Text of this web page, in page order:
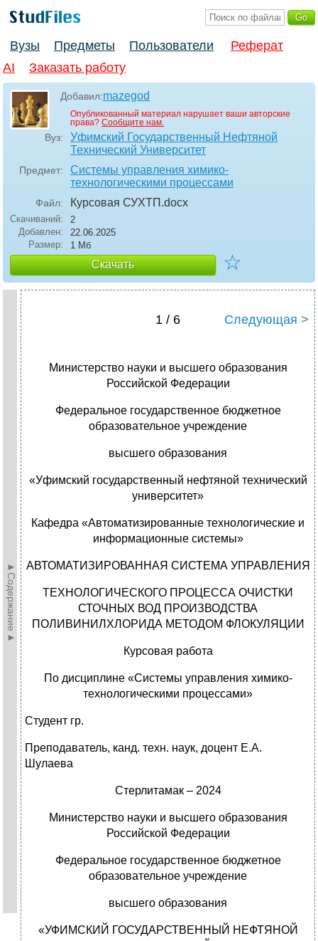
Вузы Предметы Пользователи
Реферат
AI
Заказать работу
Добавил:mazegod
Опубликованный материал нарушает ваши авторские
права? Сообщите нам.
Вуз:
Уфимский Государственный Нефтяной
Технический Университет
Предмет:
Системы управления химико-
технологическими процессами
Файл: Курсовая СУХТП .docx
Скачиваний:
2
Добавлен:
22.06.2025
Размер:
1 Мб
Скачать ☆
►Содержание►
1 / 6 Следующая >
Министерство науки и высшего образования
Российской Федерации
Федеральное государственное бюджетное
образовательное учреждение
высшего образования
«Уфимский государственный нефтяной технический
университет»
Кафедра «Автоматизированные технологические и
информационные системы»
АВТОМАТИЗИРОВАННАЯ СИСТЕМА УПРАВЛЕНИЯ
ТЕХНОЛОГИЧЕСКОГО ПРОЦЕССА ОЧИСТКИ
СТОЧНЫХ ВОД ПРОИЗВОДСТВА
ПОЛИВИНИЛХЛОРИДА МЕТОДОМ ФЛОКУЛЯЦИИ
Курсовая работа
По дисциплине «Системы управления химико-
технологическими процессами»
Студент гр.
Преподаватель, канд. техн. наук, доцент Е.А.
Шулаева
Стерлитамак – 2024
Министерство науки и высшего образования
Российской Федерации
Федеральное государственное бюджетное
образовательное учреждение
высшего образования
«УФИМСКИЙ ГОСУДАРСТВЕННЫЙ НЕФТЯНОЙ